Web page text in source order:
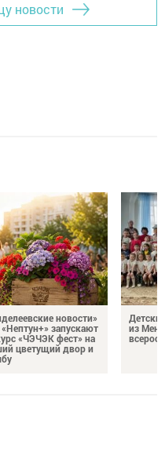
новости
новости»
запускают
«ЧЭЧЭК фест» на
цветущий двор и
из